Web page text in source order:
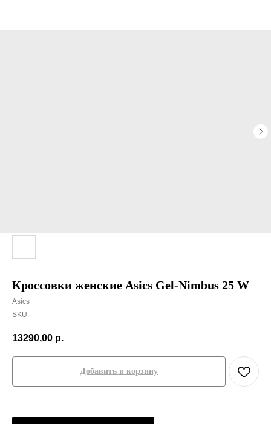
Кроссовки женские Asics Gel-Nimbus 25 W
Asics
SKU:
13290,00 р.
Добавить в корзину